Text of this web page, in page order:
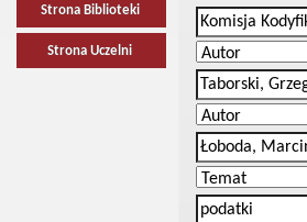
Strona Biblioteki
Strona Uczelni